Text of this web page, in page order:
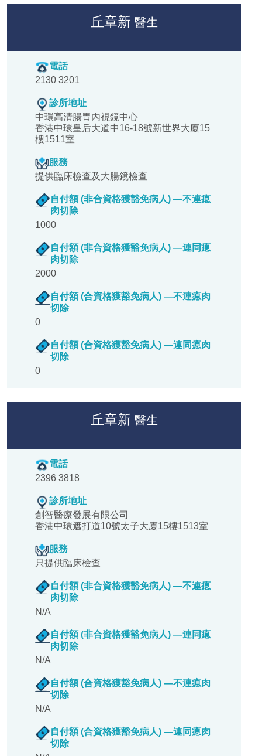
丘章新 醫生
電話
2130 3201
診所地址
中環高清腸胃內視鏡中心
香港中環皇后大道中16-18號新世界大廈15
樓1511室
服務
提供臨床檢查及大腸鏡檢查
自付額 (非合資格獲豁免病人) —不連瘜
肉切除
1000
自付額 (非合資格獲豁免病人) —連同瘜
肉切除
2000
自付額 (合資格獲豁免病人) —不連瘜肉
切除
0
自付額 (合資格獲豁免病人) —連同瘜肉
切除
0
丘章新 醫生
電話
2396 3818
診所地址
創智醫療發展有限公司
香港中環遮打道10號太子大廈15樓1513室
服務
只提供臨床檢查
自付額 (非合資格獲豁免病人) —不連瘜
肉切除
N/A
自付額 (非合資格獲豁免病人) —連同瘜
肉切除
N/A
自付額 (合資格獲豁免病人) —不連瘜肉
切除
N/A
自付額 (合資格獲豁免病人) —連同瘜肉
切除